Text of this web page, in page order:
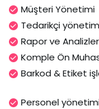
Müşteri Yönetimi
Tedarikçi
Rapor ve Analizler
Komple Ön
Barkod & Etiket
Personel